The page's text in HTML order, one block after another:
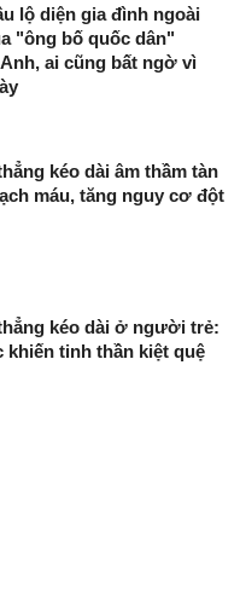
lộ diện gia đình ngoài
"ông bố quốc dân"
ai cũng bất ngờ vì
kéo dài âm thầm tàn
máu, tăng nguy cơ đột
kéo dài ở người trẻ:
khiến tinh thần kiệt quệ